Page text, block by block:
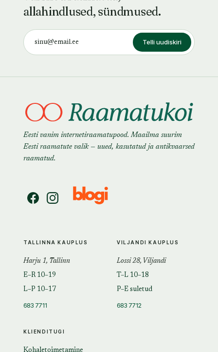
allahindlused, sündmused.
Telli uudiskiri
Eesti vanim internetiraamatupood. Maailma suurim
Eesti raamatute valik — uued, kasutatud ja antikvaarsed
raamatud.
KLIENDITUGI
TALLINNA KAUPLUS
Harju 1, Tallinn
E–R 10–19
L–P 10–17
683 7711
VILJANDI KAUPLUS
Lossi 28, Viljandi
T–L 10–18
P–E suletud
683 7712